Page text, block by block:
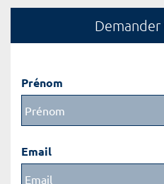
Demander
Prénom
Email